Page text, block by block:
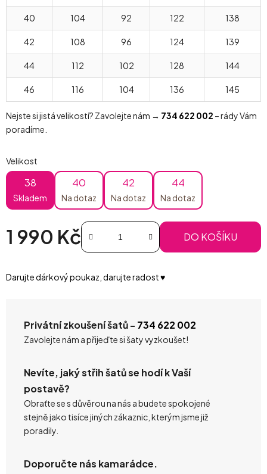
40 104 92 122 138
42 108 96 124 139
44 112 102 128 144
46 116 104 136 145
Nejste si jistá velikostí? Zavolejte nám → 734 622 002 – rády Vám
poradíme.
Velikost
38
Skladem
40
Na dotaz
42
Na dotaz
44
Na dotaz
1 990 Kč DO KOŠÍKU
Darujte dárkový poukaz, darujte radost ♥️
Privátní zkoušení šatů - 734 622 002
Zavolejte nám a přijeďte si šaty vyzkoušet!
Nevíte, jaký střih šatů se hodí k Vaší
postavě?
Obraťte se s důvěrou na nás a budete spokojené
stejně jako tisíce jiných zákaznic, kterým jsme již
poradily.
Doporučte nás kamarádce.